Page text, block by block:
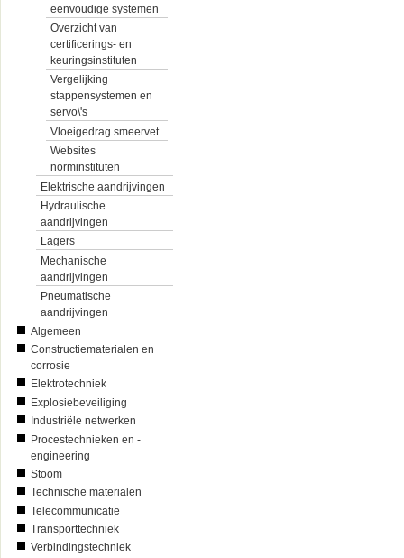
eenvoudige systemen
Overzicht van
certificerings- en
keuringsinstituten
Vergelijking
stappensystemen en
servo\'s
Vloeigedrag smeervet
Websites
norminstituten
Elektrische aandrijvingen
Hydraulische
aandrijvingen
Lagers
Mechanische
aandrijvingen
Pneumatische
aandrijvingen
Algemeen
Constructiematerialen en
corrosie
Elektrotechniek
Explosiebeveiliging
Industriële netwerken
Procestechnieken en -
engineering
Stoom
Technische materialen
Telecommunicatie
Transporttechniek
Verbindingstechniek